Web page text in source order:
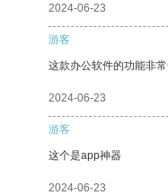
2024-06-23
游客
这款办公软件的功能非
2024-06-23
游客
这个是app神器
2024-06-23